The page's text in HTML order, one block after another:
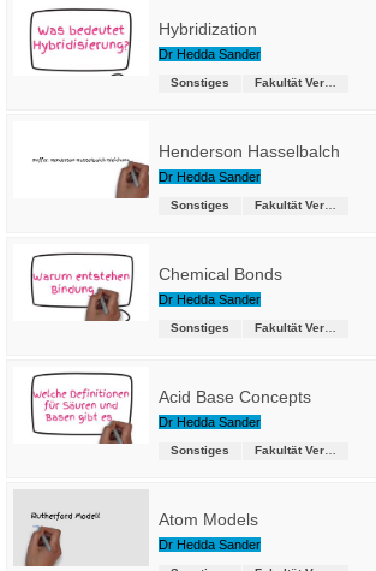
Hybridization
Dr Hedda Sander
Sonstiges
Henderson Hasselbalch
Dr Hedda Sander
Sonstiges
Chemical Bonds
Dr Hedda Sander
Sonstiges
Acid Base Concepts
Dr Hedda Sander
Sonstiges
Atom Models
Dr Hedda Sander